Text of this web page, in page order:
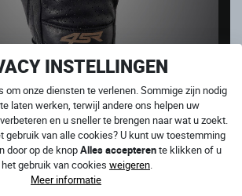
INSTELLINGEN
om onze diensten te verlenen. Sommige zijn nodig
laten werken, terwijl andere ons helpen uw
en u sneller te brengen naar wat u zoekt.
gebruik van alle cookies? U kunt uw toestemming
door op de knopAlles accepterente klikken of u
gebruik van cookies weigeren
Meer informatie